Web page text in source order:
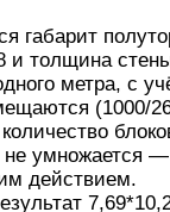
габарит
и толщина
метра, с
(1000/
умножается —
действием.